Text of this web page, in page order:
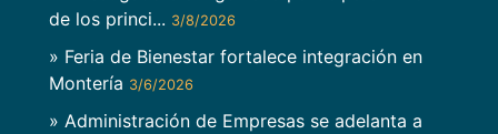
de los princi... 3/8/2026
» Feria de Bienestar fortalece integración en
Montería 3/6/2026
» Administración de Empresas se adelanta a